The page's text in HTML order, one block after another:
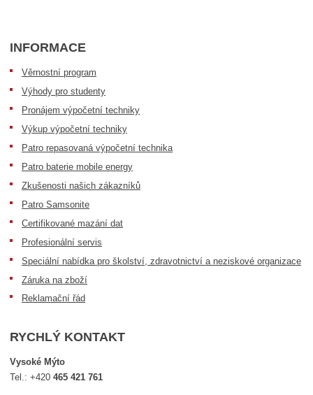
INFORMACE
Věrnostní program
Výhody pro studenty
Pronájem výpočetní techniky
Výkup výpočetní techniky
Patro repasovaná výpočetní technika
Patro baterie mobile energy
Zkušenosti našich zákazníků
Patro Samsonite
Certifikované mazání dat
Profesionální servis
Speciální nabídka pro školství, zdravotnictví a neziskové organizace
Záruka na zboží
Reklamační řád
RYCHLÝ KONTAKT
Vysoké Mýto
Tel.:+420465 421 761